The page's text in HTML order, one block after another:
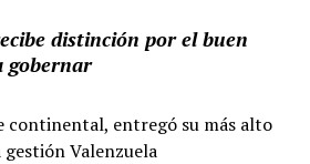
distinción por el buen
gobernar
continental, entregó su más alto
Valenzuela